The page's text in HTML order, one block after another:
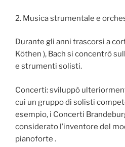
2. Musica strumentale e
Durante gli anni trascorsi a
Köthen ), Bach si concentrò
e strumenti solisti.
Concerti: sviluppò
cui un gruppo di solisti
esempio, i Concerti
considerato l’inventore del
pianoforte .